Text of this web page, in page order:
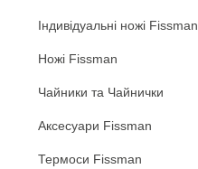
Індивідуальні ножі Fissman
Ножі Fissman
Чайники та Чайнички
Аксесуари Fissman
Термоси Fissman